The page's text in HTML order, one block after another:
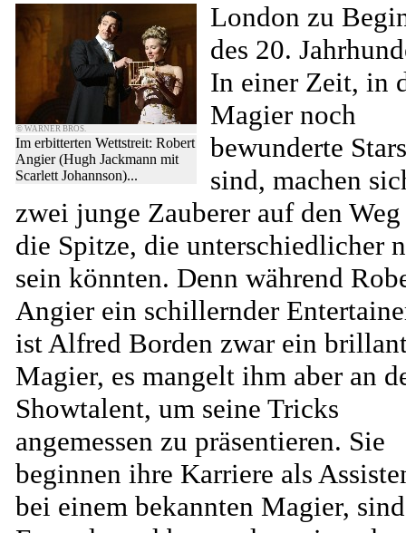
© WARNER BROS.
Im erbitterten Wettstreit: Robert
Angier (Hugh Jackmann mit
Scarlett Johannson)...
London zu
des 20.
In einer Zeit, in
Magier noch
bewunderte Stars
sind, machen
zwei junge Zauberer auf den Weg
die Spitze, die unterschiedlicher
sein könnten. Denn während
Angier ein schillernder
ist Alfred Borden zwar ein
Magier, es mangelt ihm aber an
Showtalent, um seine Tricks
angemessen zu präsentieren. Sie
beginnen ihre Karriere als
bei einem bekannten Magier, sind